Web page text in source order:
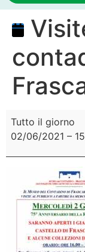
Tutto il giorno
02/06/2021 –